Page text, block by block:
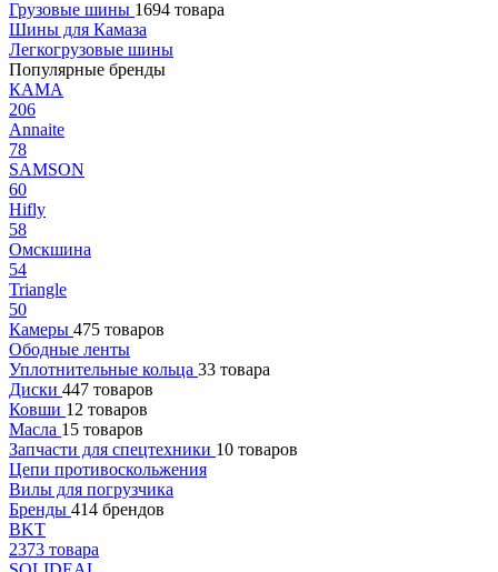
Грузовые шины 1694 товара
Шины для Камаза
Легкогрузовые шины
Популярные бренды
КАМА
206
Annaite
78
SAMSON
60
Hifly
58
Омскшина
54
Triangle
50
Камеры 475 товаров
Ободные ленты
Уплотнительные кольца 33 товара
Диски 447 товаров
Ковши 12 товаров
Масла 15 товаров
Запчасти для спецтехники 10 товаров
Цепи противоскольжения
Вилы для погрузчика
Бренды 414 брендов
BKT
2373 товара